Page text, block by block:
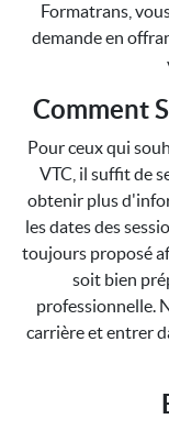
Formatrans,
demande en
Comment
Pour ceux qui
VTC, il suffit de
obtenir plus
les dates des
toujours proposé
soit bien
professionnelle.
carrière et entrer